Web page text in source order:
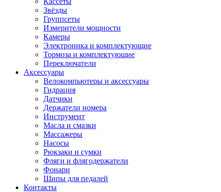
Звёзды
Группсеты
Измерители мощности
Камеры
Электроника и комплектующие
Тормоза и комплектующие
Переключатели
Аксессуары
Велокомпьютеры и аксессуары
Гидрация
Датчики
Держатели номера
Инструмент
Масла и смазки
Массажеры
Насосы
Рюкзаки и сумки
Фляги и флягодержатели
Фонари
Шипы для педалей
Контакты